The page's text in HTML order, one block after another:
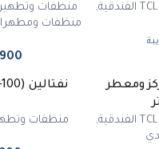
,
منظفات
منظفات
ومعطر
,
نفتالين (N-100) بلي أبيض نقي 100 جم
منظفات